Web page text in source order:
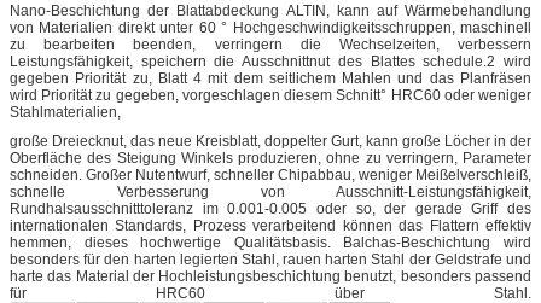
Nano-Beschichtung der Blattabdeckung ALTIN, kann auf Wärmebehandlung
von Materialien direkt unter 60 ° Hochgeschwindigkeitsschruppen, maschinell
zu bearbeiten beenden, verringern die Wechselzeiten, verbessern
Leistungsfähigkeit, speichern die Ausschnittnut des Blattes schedule.2 wird
gegeben Priorität zu, Blatt 4 mit dem seitlichem Mahlen und das Planfräsen
wird Priorität zu gegeben, vorgeschlagen diesem Schnitt° HRC60 oder weniger
Stahlmaterialien,
große Dreiecknut, das neue Kreisblatt, doppelter Gurt, kann große Löcher in der
Oberfläche des Steigung Winkels produzieren, ohne zu verringern, Parameter
schneiden. Großer Nutentwurf, schneller Chipabbau, weniger Meißelverschleiß,
schnelle Verbesserung von Ausschnitt-Leistungsfähigkeit,
Rundhalsausschnitttoleranz im 0.001-0.005 oder so, der gerade Griff des
internationalen Standards, Prozess verarbeitend können das Flattern effektiv
hemmen, dieses hochwertige Qualitätsbasis. Balchas-Beschichtung wird
besonders für den harten legierten Stahl, rauen harten Stahl der Geldstrafe und
harte das Material der Hochleistungsbeschichtung benutzt, besonders passend
für HRC60 über Stahl.